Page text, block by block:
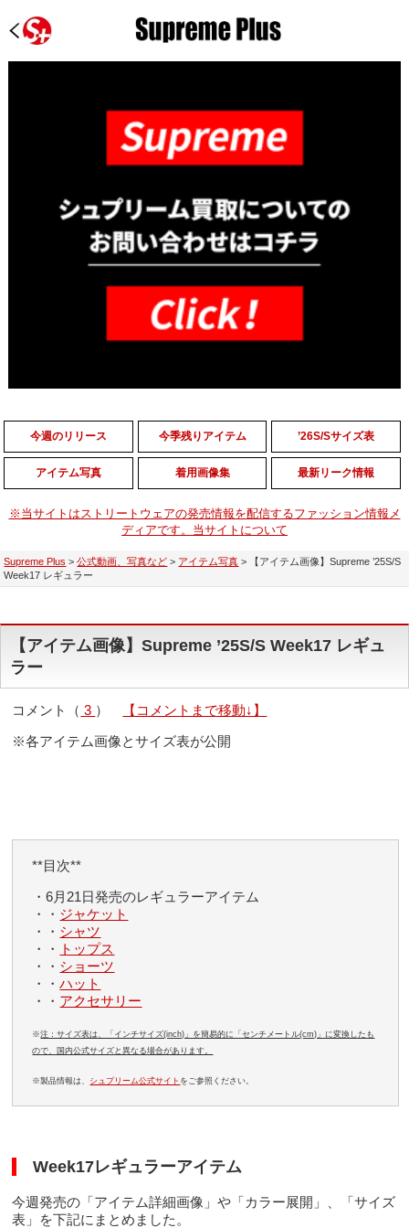
今週のリリース 今季残りアイテム ’26S/Sサイズ表
アイテム写真 着用画像集 最新リーク情報
※当サイトはストリートウェアの発売情報を配信するファッション情報メ
ディアです。当サイトについて
Supreme Plus >公式動画、写真など > アイテム写真 >
【アイテム画像】Supreme ’25S/S
Week17 レギュラー
【アイテム画像】Supreme ’25S/S Week17 レギュ
ラー
コメント（ 3 ）
【コメントまで移動↓】
※各アイテム画像とサイズ表が公開
**目次**
・6月21日発売のレギュラーアイテム
・・ ジャケット
・・ シャツ
・・
トップス
・・ ショーツ
・・ハット
・・ アクセサリー
※注：サイズ表は、「インチサイズ(inch)」を簡易的に「センチメートル(cm)」に変換したも
ので、国内公式サイズと異なる場合があります。
※製品情報は、 シュプリーム公式サイト をご参照ください。
Week17レギュラーアイテム
今週発売の「アイテム詳細画像」や「カラー展開」、「サイズ
表」を下記にまとめました。